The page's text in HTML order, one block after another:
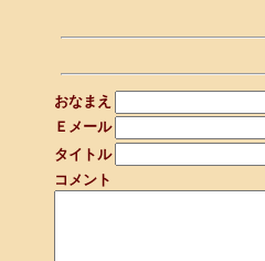
おなまえ
Ｅメール
タイトル
コメント